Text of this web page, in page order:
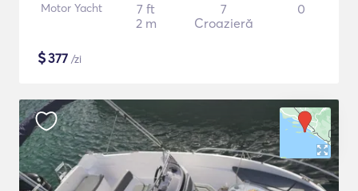
Motor Yacht
7 ft
2 m
7
Croazieră
0
$377 /zi